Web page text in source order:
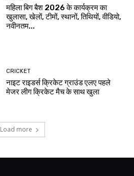
महिला बिग बैश 2026 के कार्यक्रम का
खुलासा, खेलों, टीमों, स्थानों, तिथियों, वीडियो,
नवीनतम...
CRICKET
नाइट राइडर्स क्रिकेट ग्राउंड एलए पहले
मेजर लीग क्रिकेट मैच के साथ खुला
Load more